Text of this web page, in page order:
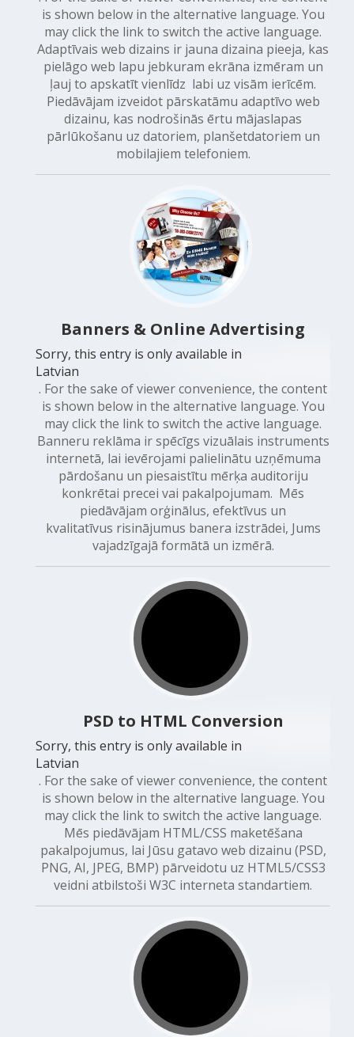
is shown below in the alternative language. You
may click the link to switch the active language.
Adaptīvais web dizains ir jauna dizaina pieeja, kas
pielāgo web lapu jebkuram ekrāna izmēram un
ļauj to apskatīt vienlīdz labi uz visām ierīcēm.
Piedāvājam izveidot pārskatāmu adaptīvo web
dizainu, kas nodrošinās ērtu mājaslapas
pārlūkošanu uz datoriem, planšetdatoriem un
mobilajiem telefoniem.
Banners & Online Advertising
Sorry, this entry is only available in
Latvian
. For the sake of viewer convenience, the content
is shown below in the alternative language. You
may click the link to switch the active language.
Banneru reklāma ir spēcīgs vizuālais instruments
internetā, lai ievērojami palielinātu uzņēmuma
pārdošanu un piesaistītu mērķa auditoriju
konkrētai precei vai pakalpojumam. Mēs
piedāvājam orģinālus, efektīvus un
kvalitatīvus risinājumus banera izstrādei, Jums
vajadzīgajā formātā un izmērā.
PSD to HTML Conversion
Sorry, this entry is only available in
Latvian
. For the sake of viewer convenience, the content
is shown below in the alternative language. You
may click the link to switch the active language.
Mēs piedāvājam HTML/CSS maketēšana
pakalpojumus, lai Jūsu gatavo web dizainu (PSD,
PNG, AI, JPEG, BMP) pārveidotu uz HTML5/CSS3
veidni atbilstoši W3C interneta standartiem.